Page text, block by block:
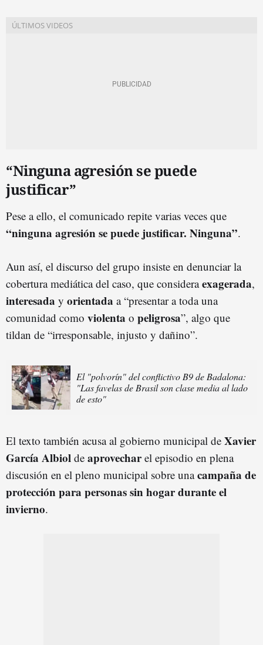
“Ninguna agresión se puede
justificar”
Pese a ello, el comunicado repite varias veces que
“ninguna agresión se puede justificar. Ninguna”.
Aun así, el discurso del grupo insiste en denunciar la
cobertura mediática del caso, que consideraexagerada,
interesada y orientada a “presentar a toda una
comunidad como violenta o peligrosa”, algo que
tildan de “irresponsable, injusto y dañino”.
El "polvorín" del conflictivo B9 de Badalona:
"Las favelas de Brasil son clase media al lado
de esto"
El texto también acusa al gobierno municipal de Xavier
García Albiol de aprovecharel episodio en plena
discusión en el pleno municipal sobre unacampaña de
protección para personas sin hogar durante el
invierno.